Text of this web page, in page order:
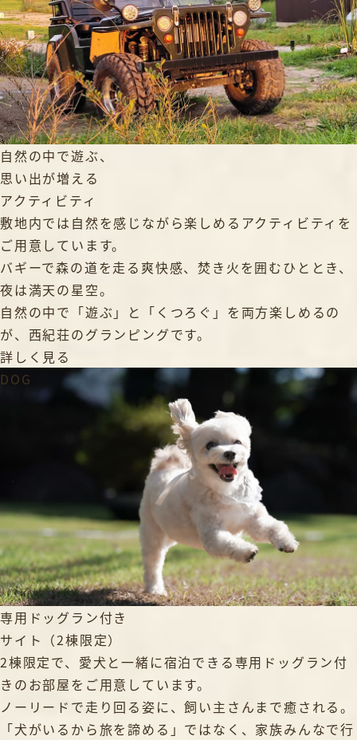
自然の中で遊ぶ、
思い出が増える
アクティビティ
敷地内では自然を感じながら楽しめるアクティビティを
ご用意しています。
バギーで森の道を走る爽快感、焚き火を囲むひととき、
夜は満天の星空。
自然の中で「遊ぶ」と「くつろぐ」を両方楽しめるの
が、西紀荘のグランピングです。
詳しく見る
専用ドッグラン付き
サイト（2棟限定）
2棟限定で、愛犬と一緒に宿泊できる専用ドッグラン付
きのお部屋をご用意しています。
ノーリードで走り回る姿に、飼い主さんまで癒される。
「犬がいるから旅を諦める」ではなく、家族みんなで行
DOG